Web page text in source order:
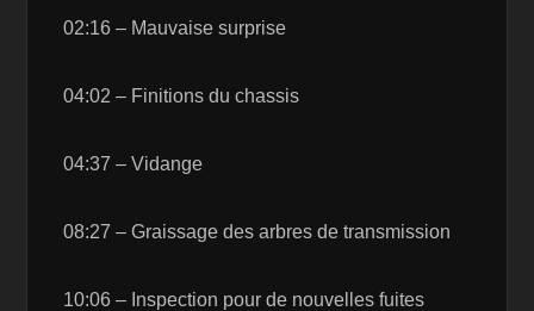
02:16 – Mauvaise surprise
04:02 – Finitions du chassis
04:37 – Vidange
08:27 – Graissage des arbres de transmission
10:06 – Inspection pour de nouvelles fuites